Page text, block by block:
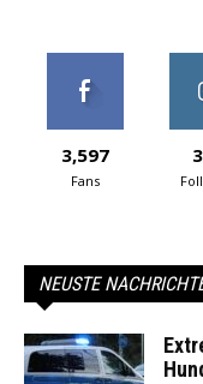
3,597
Fans
NEUSTE